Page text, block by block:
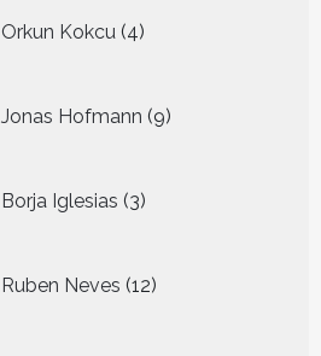
Orkun Kokcu 4
producten
Jonas Hofmann 9
producten
Borja Iglesias 3
producten
Ruben Neves 12
producten